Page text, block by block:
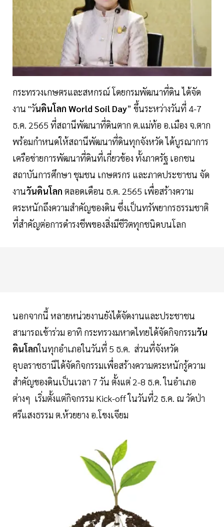
กระทรวงเกษตรและสหกรณ์ โดยกรมพัฒนาที่ดิน ได้จัด
งาน "วันดินโลก World Soil Day” ขึ้นระหว่างวันที่ 4-7
ธ.ค. 2565 ที่สถานีพัฒนาที่ดินตาก ต.แม่ท้อ อ.เมือง จ.ตาก
พร้อมกำหนดให้สถานีพัฒนาที่ดินทุกจังหวัด ได้บูรณาการ
เครือข่ายการพัฒนาที่ดินที่เกี่ยวข้อง ทั้งภาครัฐ เอกชน
สถาบันการศึกษา ชุมชน เกษตรกร และภาคประชาชน จัด
งานวันดินโลก ตลอดเดือน ธ.ค. 2565 เพื่อสร้างความ
ตระหนักถึงความสำคัญของดิน ซึ่งเป็นทรัพยากรธรรมชาติ
ที่สำคัญต่อการดำรงชีพของสิ่งมีชีวิตทุกชนิดบนโลก
นอกจากนี้ หลายหน่วยงานยังได้จัดงานและประชาชน
สามารถเข้าร่วม อาทิ กระทรวงมหาดไทยได้จัดกิจกรรมวัน
ดินโลกในทุกอำเภอในวันที่ 5 ธ.ค. ส่วนที่จังหวัด
อุบลราชธานีได้จัดกิจกรรมเพื่อสร้างความตระหนักรู้ความ
สำคัญของดินเป็นเวลา 7 วัน ตั้งแต่ 2-8 ธ.ค. ในอำเภอ
ต่างๆ เริ่มตั้งแต่กิจกรรม Kick-off ในวันที่2 ธ.ค. ณ วัดป่า
ศรีแสงธรรม ต.ห้วยยาง อ.โขงเจียม